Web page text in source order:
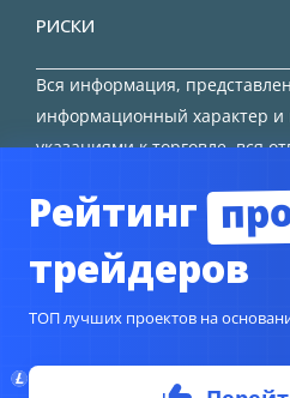
РИСКИ
Вся информация,
информационный характер
указаниями к торговле, вся
© Copyright 2024
Рейтинг
трейдеров
ТОП лучших проектов на